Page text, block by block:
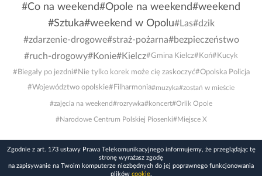
#Co na weekend#Opole na weekend#weekend
#Sztuka#weekend w Opolu#Las#dzik
#zdarzenie-drogowe#straż-pożarna#bezpieczeństwo
#ruch-drogowy#Konie#Kielcz#Gmina Kielcz#Koń#Kucyk
#Biegały po jezdni#Nie tylko korek może cię zaskoczyć#Opolska Policja
#Województwo opolskie#Filharmonia#muzyka#zostań w mieście
#zajęcia na weekend#rozrywka#koncert#Orlik Opole
#Narodowe Centrum Polskiej Piosenki#Miejsce X
Zgodnie z art. 173 ustawy Prawa Telekomunikacyjnego informujemy, że przeglądając tę
stronę wyrażasz zgodę
na zapisywanie na Twoim komputerze niezbędnych do jej poprawnego funkcjonowania
plików cookie.